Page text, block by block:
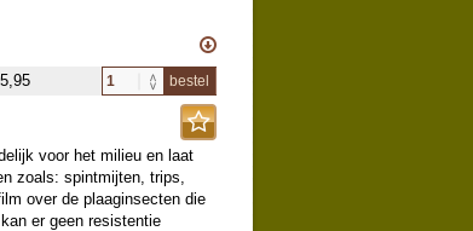
weg te houden? Deze
het aan te steken. De gel op
afstand. De geur is kruidig
tijdens een zwoele
bestel
voor het milieu en laat
zoals: spintmijten, trips,
over de plaaginsecten die
er geen resistentie